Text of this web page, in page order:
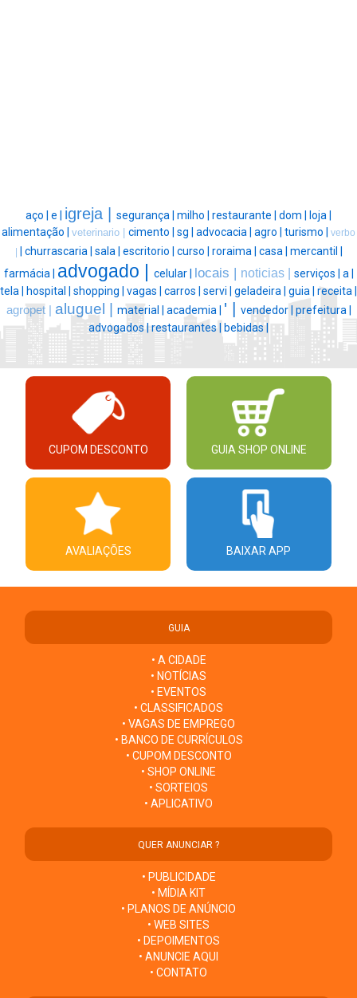
aço | e | igreja | segurança | milho | restaurante | dom | loja |
alimentação | veterinario | cimento | sg | advocacia | agro | turismo | verbo
| | churrascaria | sala | escritorio | curso | roraima | casa | mercantil |
farmácia | advogado | celular | locais | noticias | serviços | a |
tela | hospital | shopping | vagas | carros | servi | geladeira | guia | receita |
agropet | aluguel | material | academia | ' | vendedor | prefeitura |
advogados |restaurantes | bebidas |
CUPOM DESCONTO GUIA SHOP ONLINE
AVALIAÇÕES BAIXAR APP
GUIA
• A CIDADE
• NOTÍCIAS
• EVENTOS
• CLASSIFICADOS
• VAGAS DE EMPREGO
• BANCO DE CURRÍCULOS
• CUPOM DESCONTO
• SHOP ONLINE
• SORTEIOS
• APLICATIVO
QUER ANUNCIAR ?
• PUBLICIDADE
• MÍDIA KIT
• PLANOS DE ANÚNCIO
• WEB SITES
• DEPOIMENTOS
• ANUNCIE AQUI
• CONTATO